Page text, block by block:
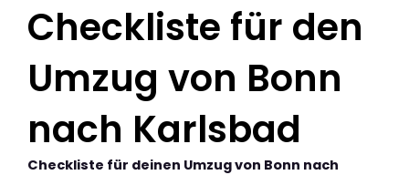
Checkliste für den
Umzug von Bonn
nach Karlsbad
Checkliste für deinen Umzug von Bonn nach